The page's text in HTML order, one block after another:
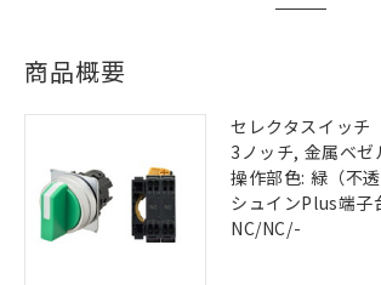
商品概要
セレクタスイッチ
3ノッチ, 金属ベ
操作部色: 緑（不
シュインPlus端子
NC/NC/-